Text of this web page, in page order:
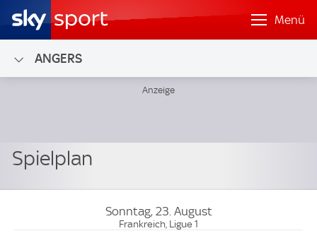
Menü
ANGERS
Sonntag, 23. August
Frankreich, Ligue 1